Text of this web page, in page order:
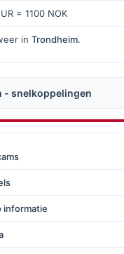
= 1100 NOK
in Trondheim.
- snelkoppelingen
informatie